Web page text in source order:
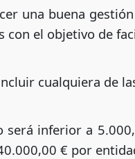
una buena
con el objetivo de
cualquiera de
inferior a
€ por